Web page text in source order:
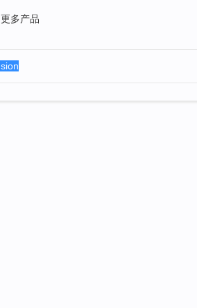
更多产品